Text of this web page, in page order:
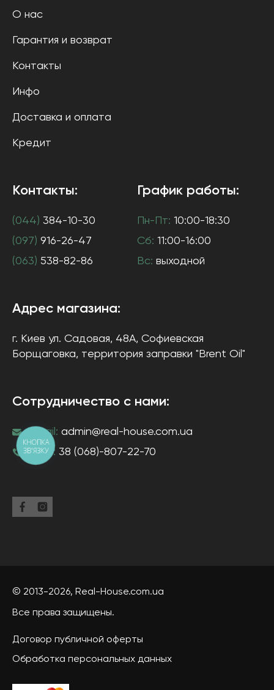
О нас
Гарантия и возврат
Контакты
Инфо
Доставка и оплата
Кредит
Контакты:
(044) 384-10-30
(097) 916-26-47
(063) 538-82-86
График работы:
Пн-Пт: 10:00-18:30
Сб: 11:00-16:00
Вс: выходной
Адрес магазина:
г. Киев ул. Садовая, 48А, Софиевская
Борщаговка, территория заправки "Brent Oil"
Сотрудничество с нами:
e-mail: admin@real-house.com.ua
тел-н: 38 (068)-807-22-70
© 2013-2026, Real-House.com.ua
Все права защищены.
Договор публичной оферты
Обработка персональных данных
КНОПКА
ЗВ'ЯЗКУ